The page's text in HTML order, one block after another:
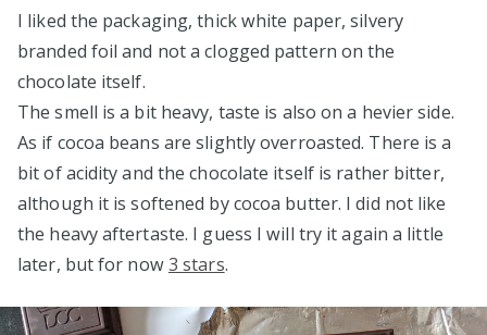
I liked the packaging, thick white paper, silvery
branded foil and not a clogged pattern on the
chocolate itself.
The smell is a bit heavy, taste is also on a hevier side.
As if cocoa beans are slightly overroasted. There is a
bit of acidity and the chocolate itself is rather bitter,
although it is softened by cocoa butter. I did not like
the heavy aftertaste. I guess I will try it again a little
later, but for now3 stars.